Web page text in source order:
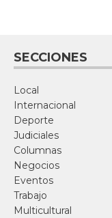
SECCIONES
Local
Internacional
Deporte
Judiciales
Columnas
Negocios
Eventos
Trabajo
Multicultural